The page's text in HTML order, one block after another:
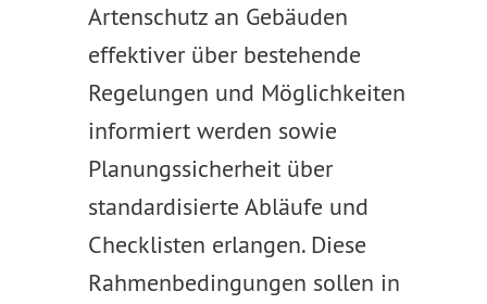
Artenschutz an Gebäuden
effektiver über bestehende
Regelungen und Möglichkeiten
informiert werden sowie
Planungssicherheit über
standardisierte Abläufe und
Checklisten erlangen. Diese
Rahmenbedingungen sollen in